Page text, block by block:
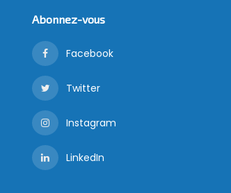
Abonnez-vous
Facebook
Twitter
Instagram
LinkedIn